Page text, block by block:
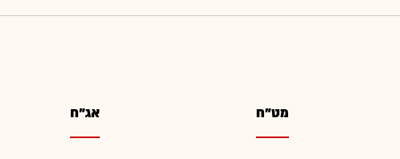
מט"ח אג"ח